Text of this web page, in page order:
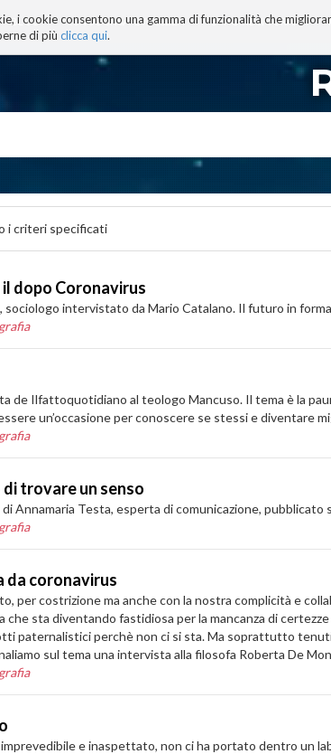
i cookie consentono una gamma di funzionalità che
di più clicca qui.
BLOG TECNOCONSAPEVOLEZZA TECNOBIBLIOGRAFIA
i criteri specificati
il dopo Coronavirus
sociologo intervistato da Mario Catalano. Il futuro in
de Ilfattoquotidiano al teologo Mancuso. Il tema è la
un’occasione per conoscere se stessi e diventare
trovare un senso
Annamaria Testa, esperta di comunicazione,
da coronavirus
per costrizione ma anche con la nostra complicità e
che sta diventando fastidiosa per la mancanza di
paternalistici perchè non ci si sta. Ma soprattutto
sul tema una intervista alla filosofa Roberta De
e inaspettato, non ci ha portato dentro un